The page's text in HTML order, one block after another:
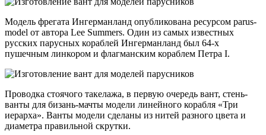
Модель фрегата Ингерманланд опубликована ресурсом parus-
model от автора Lee Summers. Один из самых известных
русских парусных кораблей Ингерманланд был 64-х
пушечным линкором и флагманским кораблем Петра I.
Проводка стоячого такелажа, в первую очередь вант, стень-
ванты для бизань-мачты модели линейного корабля «Три
иерарха». Ванты модели сделаны из нитей разного цвета и
диаметра правильной скрутки.